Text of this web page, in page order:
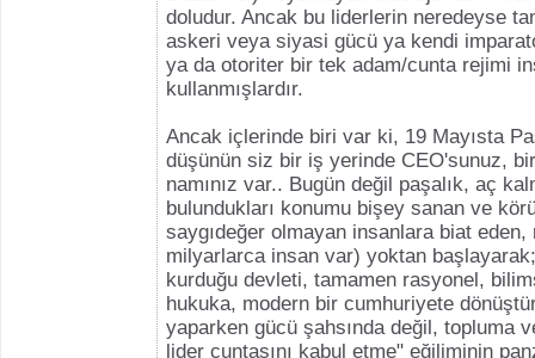
doludur. Ancak bu liderlerin neredeyse
askeri veya siyasi gücü ya kendi
ya da otoriter bir tek adam/cunta rejimi
kullanmışlardır.
Ancak içlerinde biri var ki, 19 Mayısta
düşünün siz bir iş yerinde CEO'sunuz,
namınız var.. Bugün değil paşalık, aç
bulundukları konumu bişey sanan ve
saygıdeğer olmayan insanlara biat eden,
milyarlarca insan var) yoktan
kurduğu devleti, tamamen rasyonel,
hukuka, modern bir cumhuriyete
yaparken gücü şahsında değil, topluma
lider cuntasını kabul etme" eğiliminin